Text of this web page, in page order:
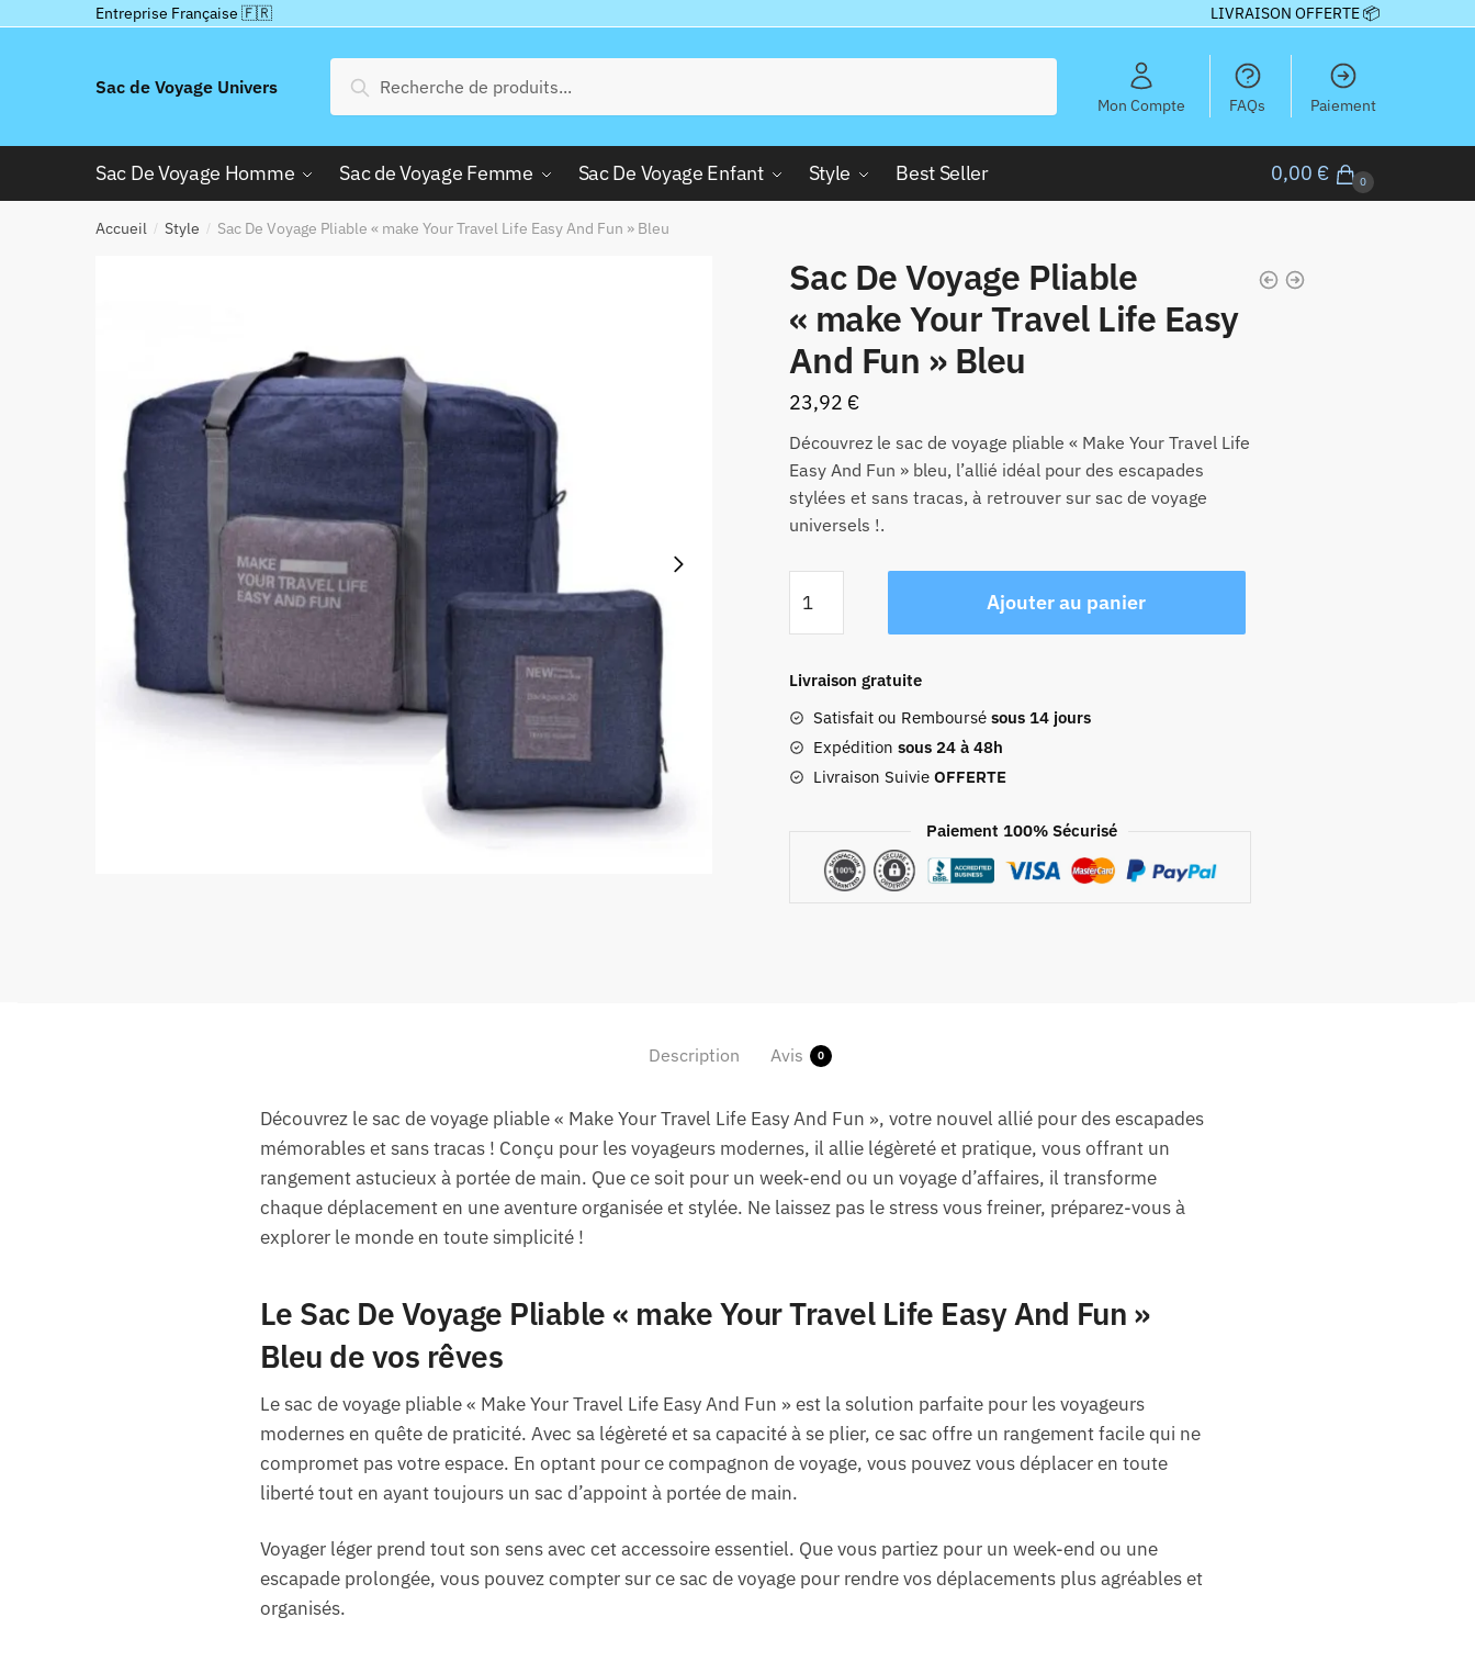
Entreprise Française 🇫🇷 LIVRAISON OFFERTE 📦
Sac de Voyage Univers
pour :
Recherche
Mon Compte FAQs Paiement
Sac De Voyage Homme Sac de Voyage Femme Sac De Voyage Enfant Style Best Seller 0,00 € 0
Accueil / Style / Sac De Voyage Pliable « make Your Travel Life Easy And Fun » Bleu
Sac De Voyage Pliable
« make Your Travel Life Easy
And Fun » Bleu
23,92 €
Découvrez le sac de voyage pliable « Make Your Travel Life
Easy And Fun » bleu, l’allié idéal pour des escapades
stylées et sans tracas, à retrouver sur sac de voyage
universels !.
de
Sac
Voyage
Pliable
"make
Your
Ajouter au panier
Livraison gratuite
Satisfait ou Remboursé sous 14 jours
Expédition sous 24 à 48h
Livraison Suivie OFFERTE
Paiement 100% Sécurisé
Description Avis 0
Découvrez le sac de voyage pliable « Make Your Travel Life Easy And Fun », votre nouvel allié pour des escapades
mémorables et sans tracas ! Conçu pour les voyageurs modernes, il allie légèreté et pratique, vous offrant un
rangement astucieux à portée de main. Que ce soit pour un week-end ou un voyage d’affaires, il transforme
chaque déplacement en une aventure organisée et stylée. Ne laissez pas le stress vous freiner, préparez-vous à
explorer le monde en toute simplicité !
Le Sac De Voyage Pliable « make Your Travel Life Easy And Fun »
Bleu de vos rêves
Le sac de voyage pliable « Make Your Travel Life Easy And Fun » est la solution parfaite pour les voyageurs
modernes en quête de praticité. Avec sa légèreté et sa capacité à se plier, ce sac offre un rangement facile qui ne
compromet pas votre espace. En optant pour ce compagnon de voyage, vous pouvez vous déplacer en toute
liberté tout en ayant toujours un sac d’appoint à portée de main.
Voyager léger prend tout son sens avec cet accessoire essentiel. Que vous partiez pour un week-end ou une
escapade prolongée, vous pouvez compter sur ce sac de voyage pour rendre vos déplacements plus agréables et
organisés.